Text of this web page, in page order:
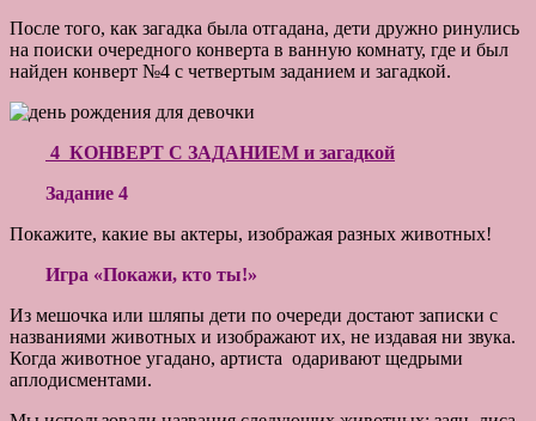
После того, как загадка была отгадана, дети дружно ринулись
на поиски очередного конверта в ванную комнату, где и был
найден конверт №4 с четвертым заданием и загадкой.
4 КОНВЕРТ С ЗАДАНИЕМ и загадкой
Задание 4
Покажите, какие вы актеры, изображая разных животных!
Игра «Покажи, кто ты!»
Из мешочка или шляпы дети по очереди достают записки с
названиями животных и изображают их, не издавая ни звука.
Когда животное угадано, артиста одаривают щедрыми
аплодисментами.